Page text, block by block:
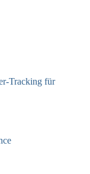
Tracking für